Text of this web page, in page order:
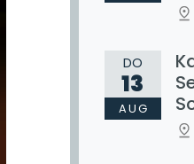
DO
13
AUG